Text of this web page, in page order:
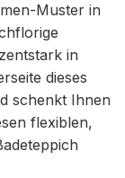
Muster in
in
dieses
schenkt Ihnen
flexiblen,